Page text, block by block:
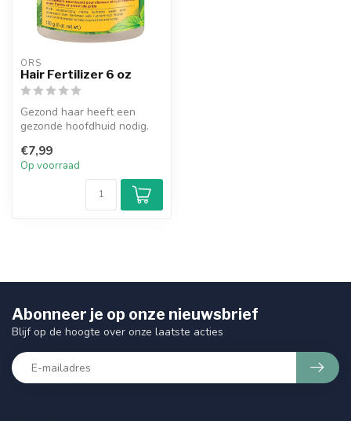
ORS
Hair Fertilizer 6 oz
Gezond haar heeft een
gezonde hoofdhuid nodig.
met voe...
€7,99
Op voorraad
Abonneer je op onze nieuwsbrief
Blijf op de hoogte over onze laatste acties